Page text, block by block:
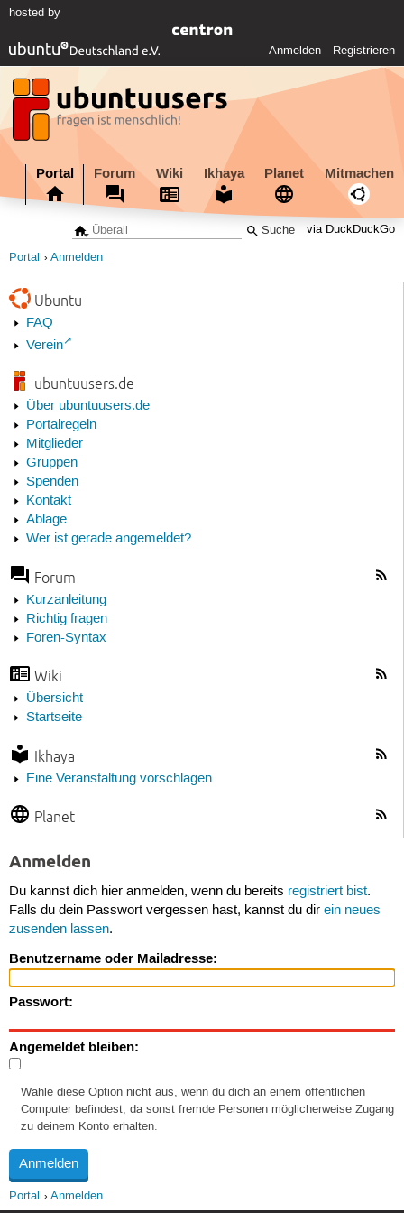
hosted by
Anmelden Registrieren
Portal Forum Wiki Ikhaya Planet Mitmachen
via DuckDuckGo
Portal Anmelden
Ubuntu
FAQ
Verein
ubuntuusers.de
Über ubuntuusers.de
Portalregeln
Mitglieder
Gruppen
Spenden
Kontakt
Ablage
Wer ist gerade angemeldet?
Forum
Kurzanleitung
Richtig fragen
Foren-Syntax
Wiki
Übersicht
Startseite
Ikhaya
Eine Veranstaltung vorschlagen
Planet
Anmelden
Du kannst dich hier anmelden, wenn du bereits registriert bist.
Falls du dein Passwort vergessen hast, kannst du dir ein neues
zusenden lassen.
Benutzername oder Mailadresse:
Passwort:
Angemeldet bleiben:
Wähle diese Option nicht aus, wenn du dich an einem öffentlichen
Computer befindest, da sonst fremde Personen möglicherweise Zugang
zu deinem Konto erhalten.
Portal Anmelden